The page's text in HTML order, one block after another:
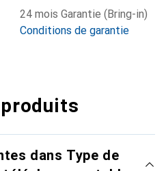
24 mois Garantie (Bring-in)
Conditions de garantie
dans Type de